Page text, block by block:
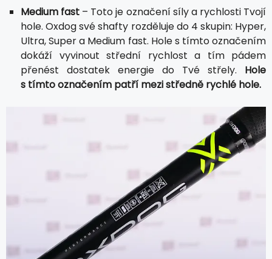
Medium fast – Toto je označení síly a rychlosti Tvojí
hole. Oxdog své shafty rozděluje do 4 skupin: Hyper,
Ultra, Super a Medium fast. Hole s tímto označením
dokáží vyvinout střední rychlost a tím pádem
přenést dostatek energie do Tvé střely. Hole
s tímto označením patří mezi středně rychlé hole.